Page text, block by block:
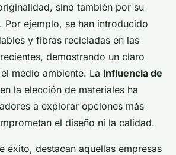
sino también por su
Por ejemplo, se han introducido
y fibras recicladas en las
demostrando un claro
medio ambiente. La influencia de
en la elección de materiales ha
a explorar opciones más
el diseño ni la calidad.
éxito, destacan aquellas empresas